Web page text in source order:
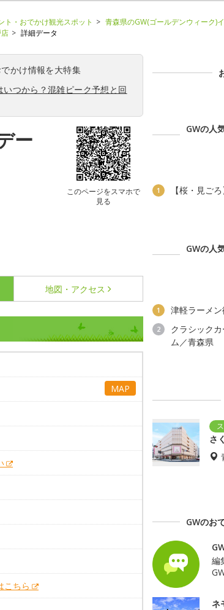
ト・おでかけ観光スポット
青森県のGW(ゴールデンウィーク)
詳細データ
かけ情報を大特集
つから？混雑ピーク予想と回
ー
このページをスマホで
見る
地図・アクセス
MAP
こちら
GWの人
1
【桜・見ご
GWの人
1 津軽ラーメ
2
クラシック
ム／青森県
さ
GWのお
編
ネ